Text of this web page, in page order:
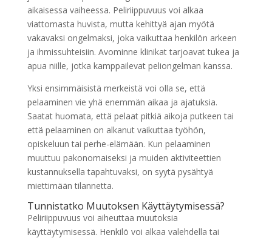
aikaisessa vaiheessa. Peliriippuvuus voi alkaa
viattomasta huvista, mutta kehittyä ajan myötä
vakavaksi ongelmaksi, joka vaikuttaa henkilön arkeen
ja ihmissuhteisiin. Avominne klinikat tarjoavat tukea ja
apua niille, jotka kamppailevat peliongelman kanssa.
Yksi ensimmäisistä merkeistä voi olla se, että
pelaaminen vie yhä enemmän aikaa ja ajatuksia.
Saatat huomata, että pelaat pitkiä aikoja putkeen tai
että pelaaminen on alkanut vaikuttaa työhön,
opiskeluun tai perhe-elämään. Kun pelaaminen
muuttuu pakonomaiseksi ja muiden aktiviteettien
kustannuksella tapahtuvaksi, on syytä pysähtyä
miettimään tilannetta.
Tunnistatko Muutoksen Käyttäytymisessä?
Peliriippuvuus voi aiheuttaa muutoksia
käyttäytymisessä. Henkilö voi alkaa valehdella tai